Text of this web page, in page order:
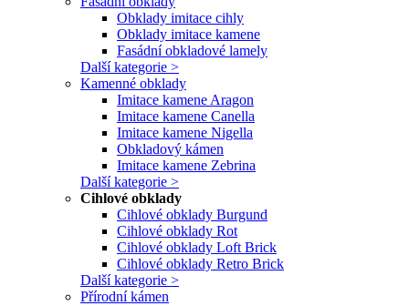
Obklady imitace cihly
Obklady imitace kamene
Fasádní obkladové lamely
Další kategorie >
Kamenné obklady
Imitace kamene Aragon
Imitace kamene Canella
Imitace kamene Nigella
Obkladový kámen
Imitace kamene Zebrina
Další kategorie >
Cihlové obklady
Cihlové obklady Burgund
Cihlové obklady Rot
Cihlové obklady Loft Brick
Cihlové obklady Retro Brick
Další kategorie >
Přírodní kámen